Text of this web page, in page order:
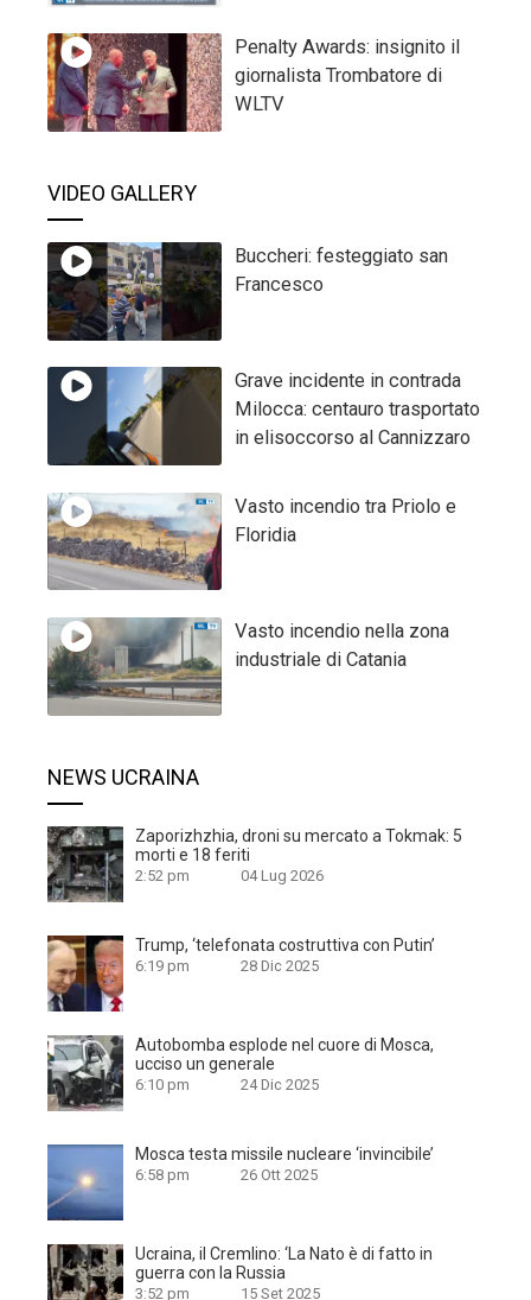
Penalty Awards: insignito il
giornalista Trombatore di
WLTV
VIDEO GALLERY
Buccheri: festeggiato san
Francesco
Grave incidente in contrada
Milocca: centauro trasportato
in elisoccorso al Cannizzaro
Vasto incendio tra Priolo e
Floridia
Vasto incendio nella zona
industriale di Catania
NEWS UCRAINA
Zaporizhzhia, droni su mercato a Tokmak: 5
morti e 18 feriti
2:52 pm 04 Lug 2026
Trump, ‘telefonata costruttiva con Putin’
6:19 pm 28 Dic 2025
Autobomba esplode nel cuore di Mosca,
ucciso un generale
6:10 pm 24 Dic 2025
Mosca testa missile nucleare ‘invincibile’
6:58 pm 26 Ott 2025
Ucraina, il Cremlino: ‘La Nato è di fatto in
guerra con la Russia
3:52 pm 15 Set 2025